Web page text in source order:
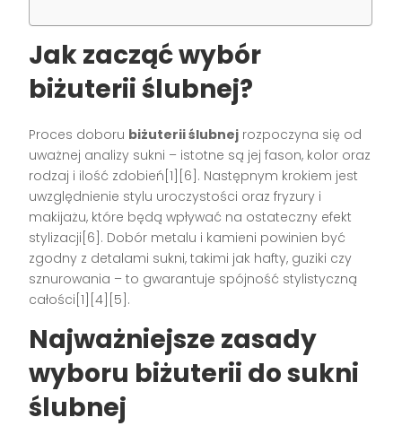
Jak zacząć wybór
biżuterii ślubnej?
Proces doboru biżuterii ślubnej rozpoczyna się od
uważnej analizy sukni – istotne są jej fason, kolor oraz
rodzaj i ilość zdobień[1][6]. Następnym krokiem jest
uwzględnienie stylu uroczystości oraz fryzury i
makijażu, które będą wpływać na ostateczny efekt
stylizacji[6]. Dobór metalu i kamieni powinien być
zgodny z detalami sukni, takimi jak hafty, guziki czy
sznurowania – to gwarantuje spójność stylistyczną
całości[1][4][5].
Najważniejsze zasady
wyboru biżuterii do sukni
ślubnej